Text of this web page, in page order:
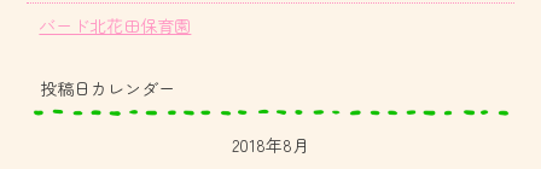
バード北花田保育園
投稿日カレンダー
2018年8月